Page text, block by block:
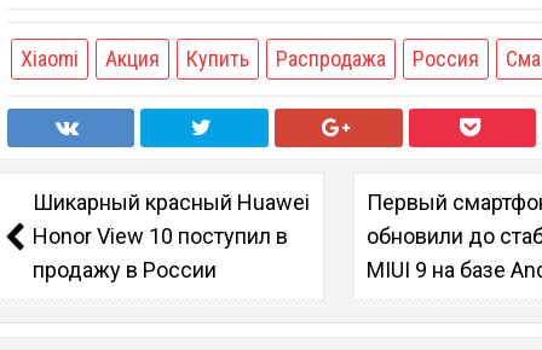
Xiaomi Акция Купить Распродажа Россия
Шикарный красный Huawei
Honor View 10 поступил в
продажу в России
Первый
обновили до
MIUI 9 на базе